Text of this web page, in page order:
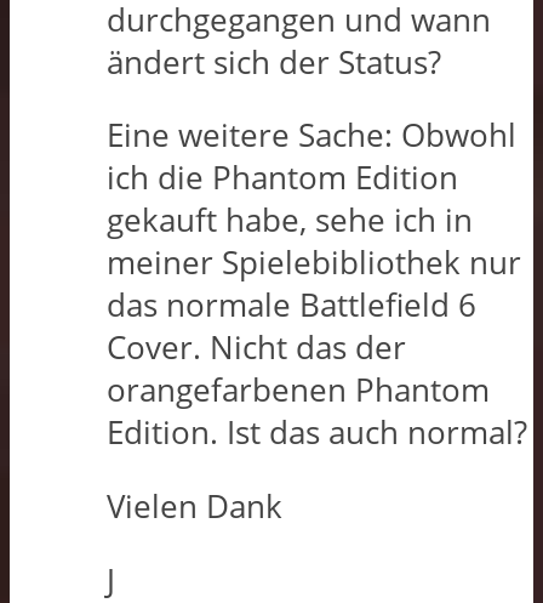
durchgegangen und wann
ändert sich der Status?
Eine weitere Sache: Obwohl
ich die Phantom Edition
gekauft habe, sehe ich in
meiner Spielebibliothek nur
das normale Battlefield 6
Cover. Nicht das der
orangefarbenen Phantom
Edition. Ist das auch normal?
Vielen Dank
J